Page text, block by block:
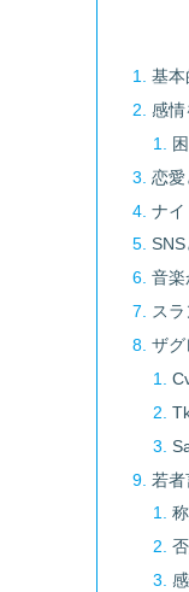
基本
感情
恋愛
ナイ
音楽
ス
ザグ
若者